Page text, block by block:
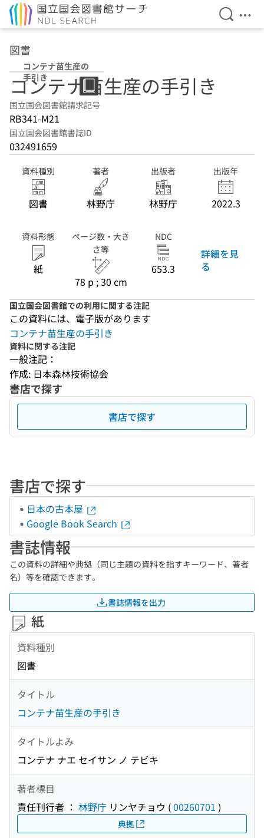
検索を
メ
図書
コンテナ苗生産の
手引き
コンテナ苗生産の手引き
国立国会図書館請求記号
RB341-M21
国立国会図書館書誌ID
032491659
資料種別
図書
著者
林野庁
出版者
林野庁
出版年
2022.3
資料形態
紙
ページ数・大き
さ等
78 p ; 30 cm
NDC
653.3
詳細を見
る
国立国会図書館での利用に関する注記
この資料には、電子版があります
コンテナ苗生産の手引き
資料に関する注記
一般注記：
作成: 日本森林技術協会
書店で探す
書店で探す
書店で探す
日本の古本屋
Google Book Search
書誌情報
この資料の詳細や典拠（同じ主題の資料を指すキーワード、著者
名）等を確認できます。
書誌情報を出力
紙
資料種別
図書
タイトル
コンテナ苗生産の手引き
タイトルよみ
コンテナ ナエ セイサン ノ テビキ
著者標目
責任刊行者 ： 林野庁 リンヤチョウ (00260701 )
典拠